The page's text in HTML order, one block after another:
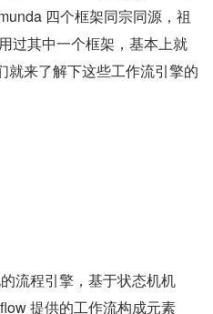
四个框架同宗同源，祖
过其中一个框架，基本上就
就来了解下这些工作流引擎的
流程引擎，基于状态机机
提供的工作流构成元素